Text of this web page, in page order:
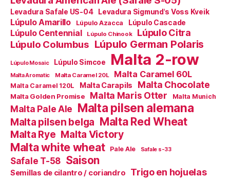
Levadura Safale US-04 Levadura Sigmund's Voss Kveik
Lúpulo Amarillo Lúpulo Azacca Lúpulo Cascade
Lúpulo Centennial Lúpulo Chinook Lúpulo Citra
Lúpulo Columbus Lúpulo German Polaris
Lúpulo Mosaic Lúpulo Simcoe Malta 2-row
Malta Aromatic Malta Caramel 20L Malta Caramel 60L
Malta Caramel 120L Malta Carapils Malta Chocolate
Malta Golden Promise Malta Maris Otter Malta Munich
Malta Pale Ale Malta pilsen alemana
Malta pilsen belga Malta Red Wheat
Malta Rye Malta Victory
Malta white wheat Pale Ale Safale s-33
Safale T-58 Saison
Semillas de cilantro / coriandro Trigo en hojuelas